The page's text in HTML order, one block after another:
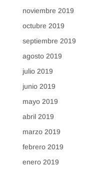
noviembre 2019
octubre 2019
septiembre 2019
agosto 2019
julio 2019
junio 2019
mayo 2019
abril 2019
marzo 2019
febrero 2019
enero 2019